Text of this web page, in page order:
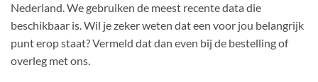
Nederland. We gebruiken de meest recente data die
beschikbaar is. Wil je zeker weten dat een voor jou belangrijk
punt erop staat? Vermeld dat dan even bij de bestelling of
overleg met ons.